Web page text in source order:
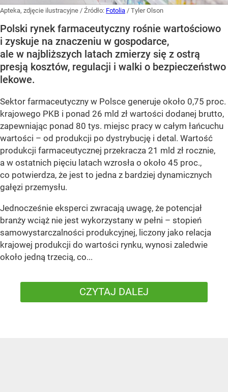
Apteka, zdjęcie ilustracyjne / Źródło: Fotolia / Tyler Olson
Polski rynek farmaceutyczny rośnie wartościowo
i zyskuje na znaczeniu w gospodarce,
ale w najbliższych latach zmierzy się z ostrą
presją kosztów, regulacji i walki o bezpieczeństwo
lekowe.
Sektor farmaceutyczny w Polsce generuje około 0,75 proc.
krajowego PKB i ponad 26 mld zł wartości dodanej brutto,
zapewniając ponad 80 tys. miejsc pracy w całym łańcuchu
wartości – od produkcji po dystrybucję i detal. Wartość
produkcji farmaceutycznej przekracza 21 mld zł rocznie,
a w ostatnich pięciu latach wzrosła o około 45 proc.,
co potwierdza, że jest to jedna z bardziej dynamicznych
gałęzi przemysłu.
Jednocześnie eksperci zwracają uwagę, że potencjał
branży wciąż nie jest wykorzystany w pełni – stopień
samowystarczalności produkcyjnej, liczony jako relacja
krajowej produkcji do wartości rynku, wynosi zaledwie
około jedną trzecią, co...
CZYTAJ DALEJ